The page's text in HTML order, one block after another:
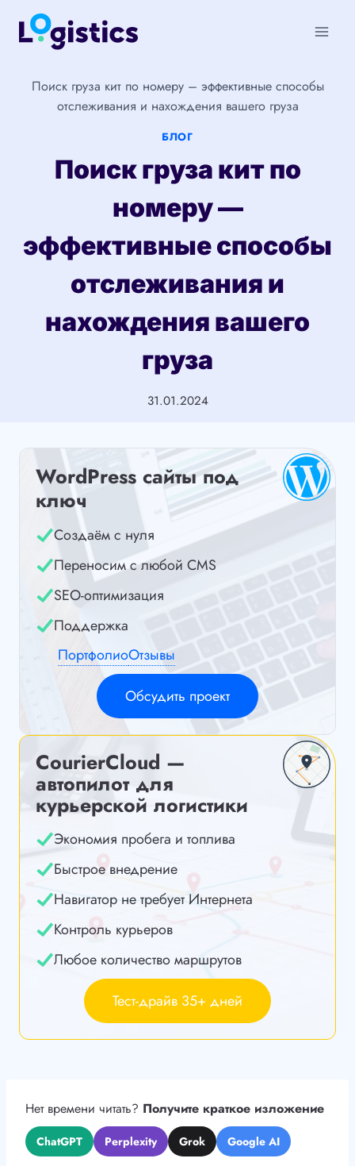
Перейти
Поиск груза кит по номеру – эффективные способы
отслеживания и нахождения вашего груза
БЛОГ
Поиск груза кит по
номеру —
эффективные способы
отслеживания и
нахождения вашего
груза
31.01.2024
WordPress сайты под
ключ
Создаём с нуля
Переносим с любой CMS
SEO-оптимизация
Поддержка
ПортфолиоОтзывы
Обсудить проект
CourierCloud —
автопилот для
курьерской логистики
Экономия пробега и топлива
Быстрое внедрение
Навигатор не требует Интернета
Контроль курьеров
Любое количество маршрутов
Тест-драйв 35+ дней
Нет времени читать? Получите краткое изложение
ChatGPT Perplexity Grok Google AI